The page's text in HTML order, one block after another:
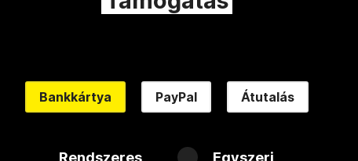
Bankkártya PayPal Átutalás
Rendszeres Egyszeri